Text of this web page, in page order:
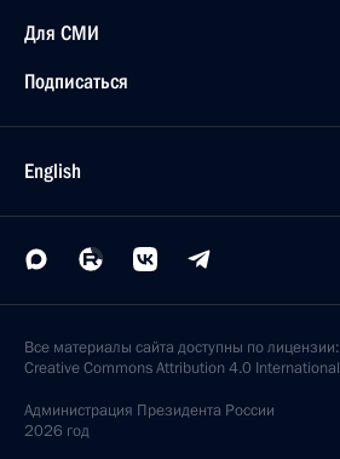
Для СМИ
Подписаться
English
Все материалы сайта доступны по лицензии:
Creative Commons Attribution 4.0 International
Администрация Президента России
2026 год